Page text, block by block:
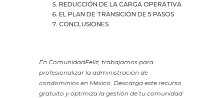
REDUCCIÓN DE LA CARGA OPERATIVA
EL PLAN DE TRANSICIÓN DE 5 PASOS
CONCLUSIONES
En ComunidadFeliz, trabajamos para
profesionalizar la administración de
condominios en México. Descarga este recurso
gratuito y optimiza la gestión de tu comunidad